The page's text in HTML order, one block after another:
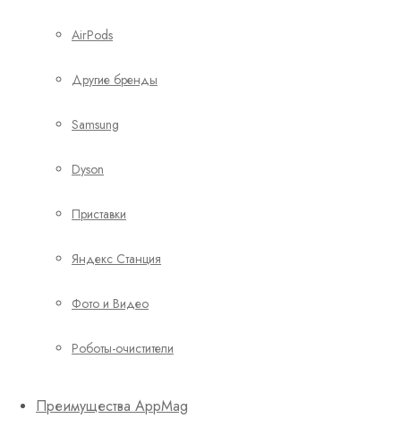
AirPods
Другие бренды
Samsung
Dyson
Приставки
Яндекс Станция
Фото и Видео
Роботы-очистители
Преимущества AppMag